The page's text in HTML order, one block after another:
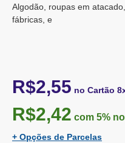
Algodão, roupas em
fábricas, e
R$2,55 no Cartão
R$2,42 com 5%
+ Opções de Parcelas